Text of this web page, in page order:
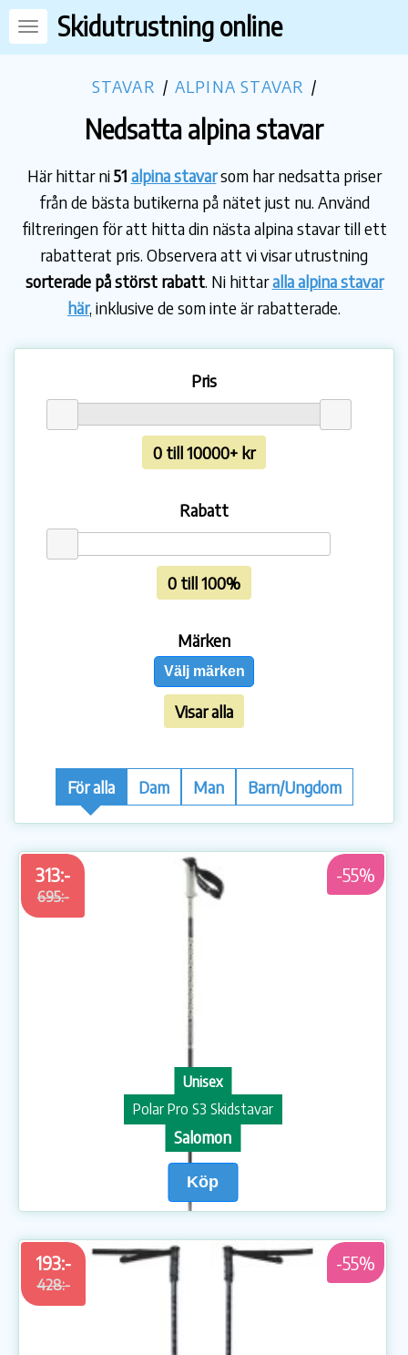
Skidutrustning online
STAVAR / ALPINA STAVAR /
Nedsatta alpina stavar
Här hittar ni51 alpina stavarsom har nedsatta priser
från de bästa butikerna på nätet just nu. Använd
filtreringen för att hitta din nästa alpina stavar till ett
rabatterat pris. Observera att vi visar utrustning
sorterade på störst rabatt. Ni hittaralla alpina stavar
här, inklusive de som inte är rabatterade.
Pris
0 till 10000+ kr
Rabatt
0 till 100%
Märken
Välj märken
Visar alla
För alla Dam Man Barn/Ungdom
313:-
695:-
-55%
Unisex
Polar Pro S3 Skidstavar
Salomon
Köp
193:-
428:-
-55%